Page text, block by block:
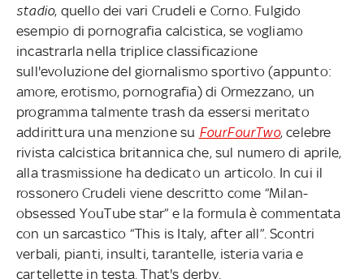
stadio, quello dei vari Crudeli e Corno. Fulgido
esempio di pornografia calcistica, se vogliamo
incastrarla nella triplice classificazione
sull'evoluzione del giornalismo sportivo (appunto:
amore, erotismo, pornografia) di Ormezzano, un
programma talmente trash da essersi meritato
addirittura una menzione su FourFourTwo, celebre
rivista calcistica britannica che, sul numero di aprile,
alla trasmissione ha dedicato un articolo. In cui il
rossonero Crudeli viene descritto come “Milan-
obsessed YouTube star” e la formula è commentata
con un sarcastico “This is Italy, after all”. Scontri
verbali, pianti, insulti, tarantelle, isteria varia e
cartellette in testa. That's derby.